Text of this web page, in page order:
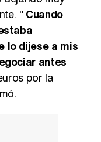
" Cuando
lo dijese a mis
antes
por la